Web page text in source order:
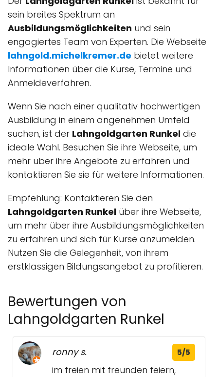
sein breites Spektrum an
Ausbildungsmöglichkeiten und sein
engagiertes Team von Experten. Die Webseite
lahngold.michelkremer.de bietet weitere
Informationen über die Kurse, Termine und
Anmeldeverfahren.
Wenn Sie nach einer qualitativ hochwertigen
Ausbildung in einem angenehmen Umfeld
suchen, ist der Lahngoldgarten Runkel die
ideale Wahl. Besuchen Sie ihre Webseite, um
mehr über ihre Angebote zu erfahren und
kontaktieren Sie sie für weitere Informationen.
Empfehlung: Kontaktieren Sie den
Lahngoldgarten Runkel über ihre Webseite,
um mehr über ihre Ausbildungsmöglichkeiten
zu erfahren und sich für Kurse anzumelden.
Nutzen Sie die Gelegenheit, von ihrem
erstklassigen Bildungsangebot zu profitieren.
Bewertungen von
Lahngoldgarten Runkel
ronny s. 5/5
im freien mit freunden feiern,